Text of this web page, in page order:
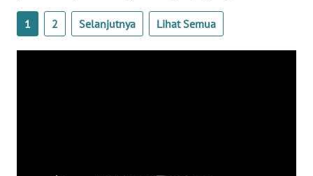
1 2 Selanjutnya Lihat Semua